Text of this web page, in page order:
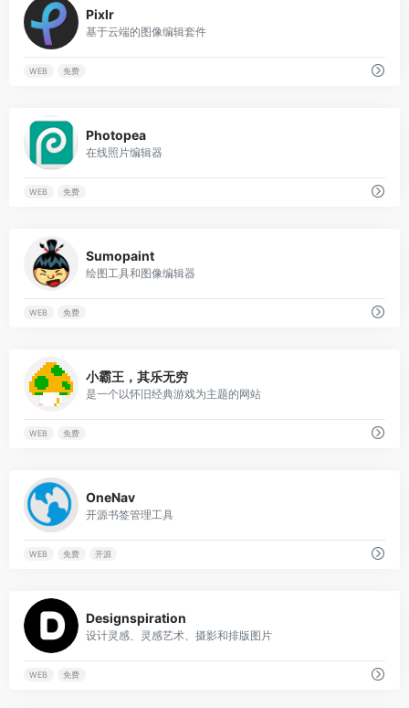
Pixlr
基于云端的图像编辑套件
WEB 免费
Photopea
在线照片编辑器
WEB 免费
Sumopaint
绘图工具和图像编辑器
WEB 免费
小霸王，其乐无穷
是一个以怀旧经典游戏为主题的网站
WEB 免费
OneNav
开源书签管理工具
WEB 免费 开源
Designspiration
设计灵感、灵感艺术、摄影和排版图片
WEB 免费